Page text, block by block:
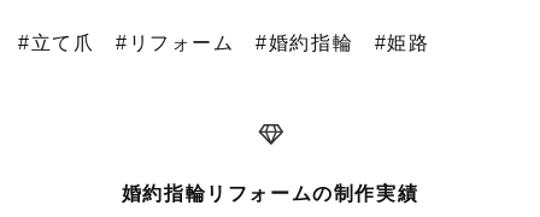
#立て爪 #リフォーム #婚約指輪 #姫路
婚約指輪リフォームの制作実績